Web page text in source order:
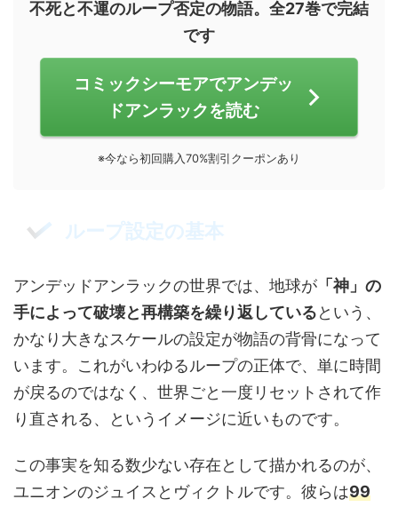
不死と不運のループ否定の物語。全27巻で完結
です
コミックシーモアでアンデッ
ドアンラックを読む
※今なら初回購入70%割引クーポンあり
ループ設定の基本
アンデッドアンラックの世界では、地球が 「神」の
手によって破壊と再構築を繰り返しているという、
かなり大きなスケールの設定が物語の背骨になって
います。これがいわゆるループの正体で、単に時間
が戻るのではなく、世界ごと一度リセットされて作
り直される、というイメージに近いものです。
この事実を知る数少ない存在として描かれるのが、
ユニオンのジュイスとヴィクトルです。彼らは99